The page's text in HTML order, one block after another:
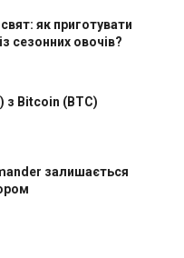
як приготувати
сезонних овочів?
з Bitcoin (BTC)
залишається